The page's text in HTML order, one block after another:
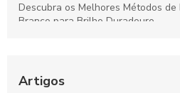
Descubra os Melhores Métodos de
Branco para Brilho Duradouro
Artigos